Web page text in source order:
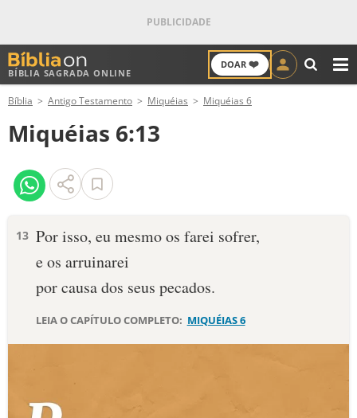
BÍBLIA SAGRADA ONLINE
DOAR ❤️
ANTIGO TESTAMENTO
NOVO TESTAMENTO
VERSÍCULOS
PALAVRA DO DIA
DEVOCIONAL DIÁRIO
Bíblia Antigo Testamento Miquéias Miquéias 6
Miquéias 6:13
13 Por isso, eu mesmo os farei sofrer,
e os arruinarei
por causa dos seus pecados.
LEIA O CAPÍTULO COMPLETO: MIQUÉIAS 6